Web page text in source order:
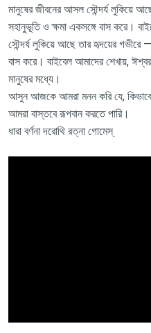
মানুষের জীবনের আসল সৌন্দর্য লুকিয়ে
সহানুভূতি ও ক্ষমা একসঙ্গে বাস করে।
সৌন্দর্য লুকিয়ে আছে তার হৃদয়ের গভীরে
বাস করে। বাইবেল আমাদের শেখায়,
মানুষের মধ্যে।
আসুন আজকে আমরা মনন করি যে,
আমরা বাস্তবে রূপবান করতে পারি।
ধারা বর্ণনা দরোথি রত্না গোমেস্